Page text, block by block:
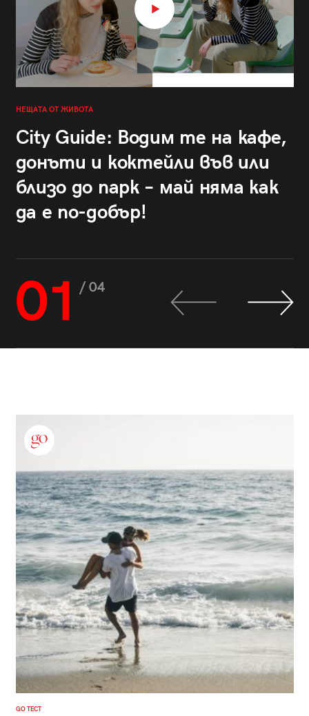
НЕЩАТА ОТ ЖИВОТА
City Guide: Водим те на кафе,
донъти и коктейли във или
близо до парк – май няма как
да е по-добър!
01 / 04
GO ТЕСТ